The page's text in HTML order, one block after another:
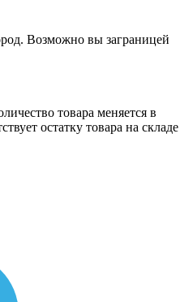
Возможно вы заграницей
товара меняется в
остатку товара на складе